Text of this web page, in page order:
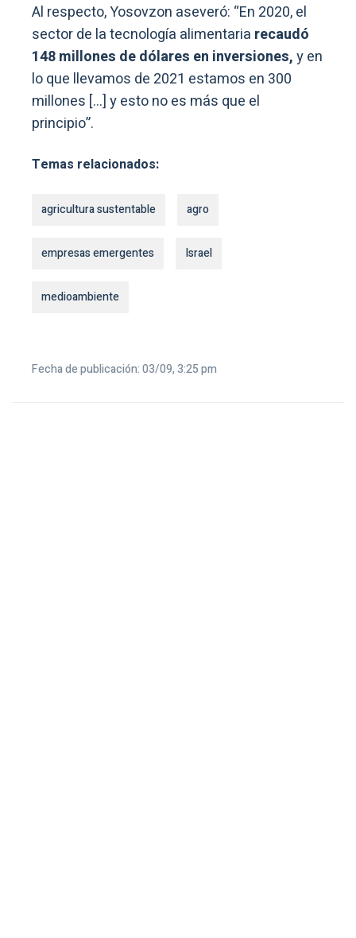
Al respecto, Yosovzon aseveró: “En 2020, el
sector de la tecnología alimentaria recaudó
148 millones de dólares en inversiones,y en
lo que llevamos de 2021 estamos en 300
millones […] y esto no es más que el
principio”.
Temas relacionados:
agricultura sustentable agro
empresas emergentes Israel
medioambiente
Fecha de publicación: 03/09, 3:25 pm